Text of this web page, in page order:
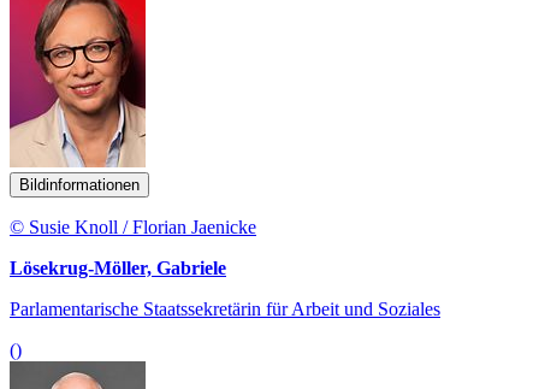
Bildinformationen
© Susie Knoll / Florian Jaenicke
Lösekrug-Möller, Gabriele
Parlamentarische Staatssekretärin für Arbeit und Soziales
()